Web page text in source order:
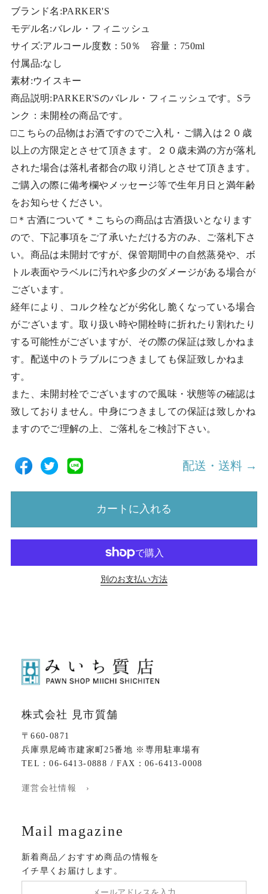
ブランド名:PARKER'S
モデル名:バレル・フィニッシュ
サイズ:アルコール度数：50％ 容量：750ml
付属品:なし
素材:ウイスキー
商品説明:PARKER'Sのバレル・フィニッシュです。Sラ
ンク：未開栓の商品です。
□こちらの品物はお酒ですのでご入札・ご購入は２０歳
以上の方限定とさせて頂きます。２０歳未満の方が落札
された場合は落札者都合の取り消しとさせて頂きます。
ご購入の際に備考欄やメッセージ等で生年月日と満年齢
をお知らせください。
□＊古酒について＊こちらの商品は古酒扱いとなります
ので、下記事項をご了承いただける方のみ、ご落札下さ
い。商品は未開封ですが、保管期間中の自然蒸発や、ボ
トル表面やラベルに汚れや多少のダメージがある場合が
ございます。
経年により、コルク栓などが劣化し脆くなっている場合
がございます。取り扱い時や開栓時に折れたり割れたり
する可能性がございますが、その際の保証は致しかねま
す。配送中のトラブルにつきましても保証致しかねま
す。
また、未開封栓でございますので風味・状態等の確認は
致しておりません。中身につきましての保証は致しかね
ますのでご理解の上、ご落札をご検討下さい。
配送・送料 →
カートに入れる
別のお支払い方法
株式会社 見市質舗
〒660-0871
兵庫県尼崎市建家町25番地 ※専用駐車場有
TEL：06-6413-0888 / FAX：06-6413-0008
運営会社情報 ›
Mail magazine
新着商品／おすすめ商品の情報を
イチ早くお届けします。